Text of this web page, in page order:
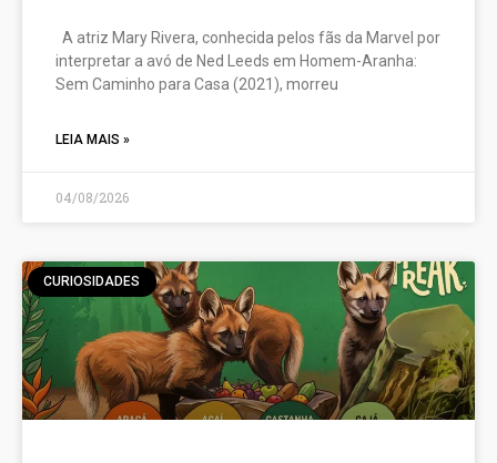
A atriz Mary Rivera, conhecida pelos fãs da Marvel por
interpretar a avó de Ned Leeds em Homem-Aranha:
Sem Caminho para Casa (2021), morreu
LEIA MAIS »
04/08/2026
CURIOSIDADES